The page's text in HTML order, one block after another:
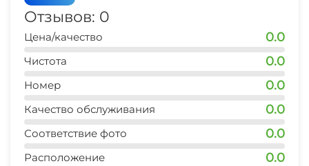
Сауна
Бассейн крытый
Мангал/барбекю
Маршруты для пеших прогулок
Стиральная машина
Беседка
Отзывов: 0
Цена/качество 0.0
Чистота 0.0
Номер 0.0
Качество обслуживания 0.0
Соответствие фото 0.0
Расположение 0.0